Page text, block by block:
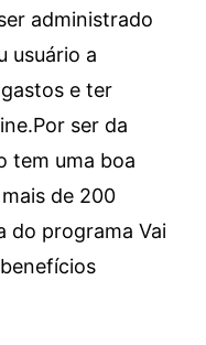
administrado
usuário a
e ter
Por ser da
tem uma boa
de 200
do programa Vai